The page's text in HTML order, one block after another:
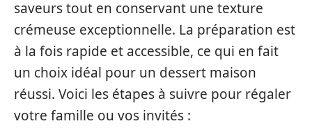
saveurs tout en conservant une texture
crémeuse exceptionnelle. La préparation est
à la fois rapide et accessible, ce qui en fait
un choix idéal pour un dessert maison
réussi. Voici les étapes à suivre pour régaler
votre famille ou vos invités :